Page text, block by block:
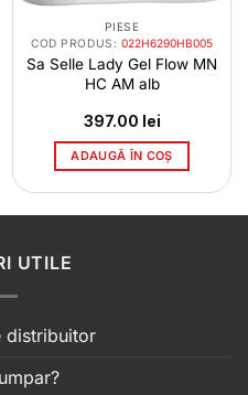
PIESE
COD PRODUS: 022H6290HB005
Sa Selle Lady Gel Flow MN
HC AM alb
397.00 lei
ADAUGĂ ÎN COȘ
UTILE
distribuitor